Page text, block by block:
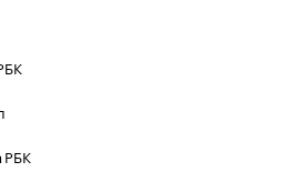
РБК